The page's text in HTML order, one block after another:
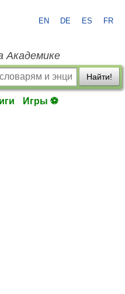
EN DE ES FR
Академике
Найти!
Игры ⚽